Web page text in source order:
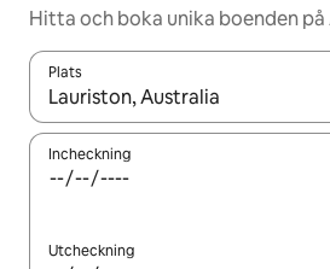
Hitta och boka unika boenden
Plats
När resultaten är tillgängliga kan
Incheckning
Utcheckning